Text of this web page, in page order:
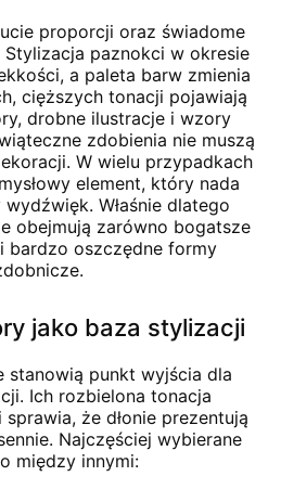
proporcji oraz świadome
paznokci w okresie
a paleta barw zmienia
cięższych tonacji pojawiają
drobne ilustracje i wzory
zdobienia nie muszą
W wielu przypadkach
element, który nada
Właśnie dlatego
obejmują zarówno bogatsze
bardzo oszczędne formy
jako baza stylizacji
stanowią punkt wyjścia dla
Ich rozbielona tonacja
że dłonie prezentują
Najczęściej wybierane
między innymi: